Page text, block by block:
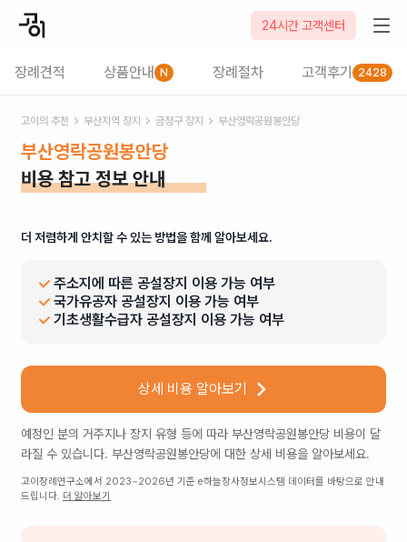
24시간 고객센터
장례견적 상품안내 N 장례절차 고객후기 2428
고이의 추천 부산지역 장지 금정구 장지 부산영락공원봉안당
부산영락공원봉안당
비용 참고 정보 안내
더 저렴하게 안치할 수 있는 방법을 함께 알아보세요.
주소지에 따른 공설장지 이용 가능 여부
국가유공자 공설장지 이용 가능 여부
기초생활수급자 공설장지 이용 가능 여부
상세 비용 알아보기
예정인 분의 거주지나 장지 유형 등에 따라 부산영락공원봉안당 비용이 달
라질 수 있습니다. 부산영락공원봉안당에 대한 상세 비용을 알아보세요.
고이장례연구소에서 2023~2026년 기준 e하늘장사정보시스템 데이터를 바탕으로 안내
드립니다. 더 알아보기